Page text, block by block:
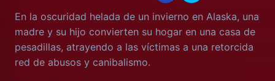
En la oscuridad helada de un invierno en Alaska, una
madre y su hijo convierten su hogar en una casa de
pesadillas, atrayendo a las víctimas a una retorcida
red de abusos y canibalismo.